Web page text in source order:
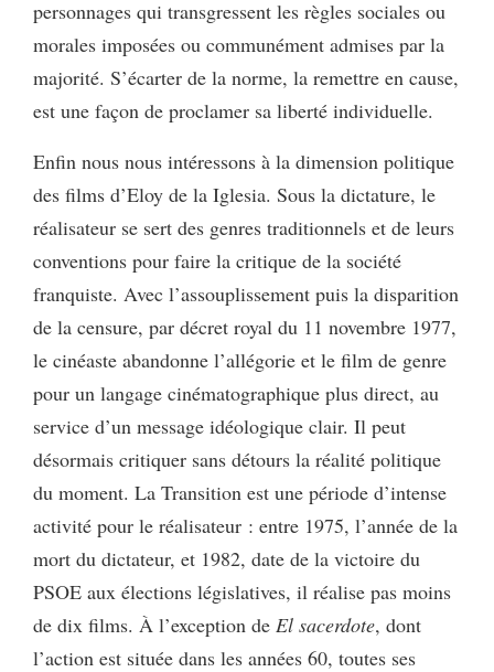
personnages qui transgressent les règles sociales ou
morales imposées ou communément admises par la
majorité. S’écarter de la norme, la remettre en cause,
est une façon de proclamer sa liberté individuelle.
Enfin nous nous intéressons à la dimension politique
des films d’Eloy de la Iglesia. Sous la dictature, le
réalisateur se sert des genres traditionnels et de leurs
conventions pour faire la critique de la société
franquiste. Avec l’assouplissement puis la disparition
de la censure, par décret royal du 11 novembre 1977,
le cinéaste abandonne l’allégorie et le film de genre
pour un langage cinématographique plus direct, au
service d’un message idéologique clair. Il peut
désormais critiquer sans détours la réalité politique
du moment. La Transition est une période d’intense
activité pour le réalisateur : entre 1975, l’année de la
mort du dictateur, et 1982, date de la victoire du
PSOE aux élections législatives, il réalise pas moins
de dix films. À l’exception de El sacerdote, dont
l’action est située dans les années 60, toutes ses